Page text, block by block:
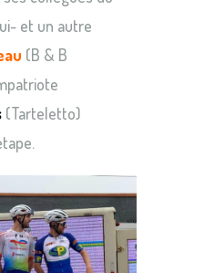
et un autre
(B & B
(Tarteletto)